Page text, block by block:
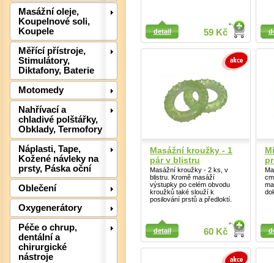
Masážní oleje,
Koupelnové soli,
Koupele
Měřící přístroje,
Stimulátory,
Diktafony, Baterie
Motomedy
Nahřívací a
chladivé polštářky,
Obklady, Termofory
Náplasti, Tape,
Kožené návleky na
prsty, Páska oční
Oblečení
Oxygenerátory
Péče o chrup,
dentální a
chirurgické
nástroje
59 Kč
detail
Detail
Detail
Masážní kroužky - 1
pár v blistru
Masážní kroužky - 2 ks, v
blistru. Kromě masáží
výstupky po celém obvodu
kroužků také slouží k
posilování prstů a předloktí.
60 Kč
detail
Detail